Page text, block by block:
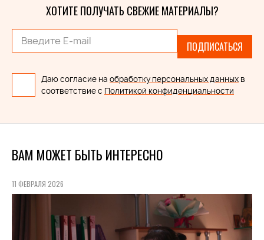
ХОТИТЕ ПОЛУЧАТЬ СВЕЖИЕ МАТЕРИАЛЫ?
ПОДПИСАТЬСЯ
Даю согласие на обработку персональных данных в
соответствие с Политикой конфиденциальности
ВАМ МОЖЕТ БЫТЬ ИНТЕРЕСНО
11 ФЕВРАЛЯ 2026